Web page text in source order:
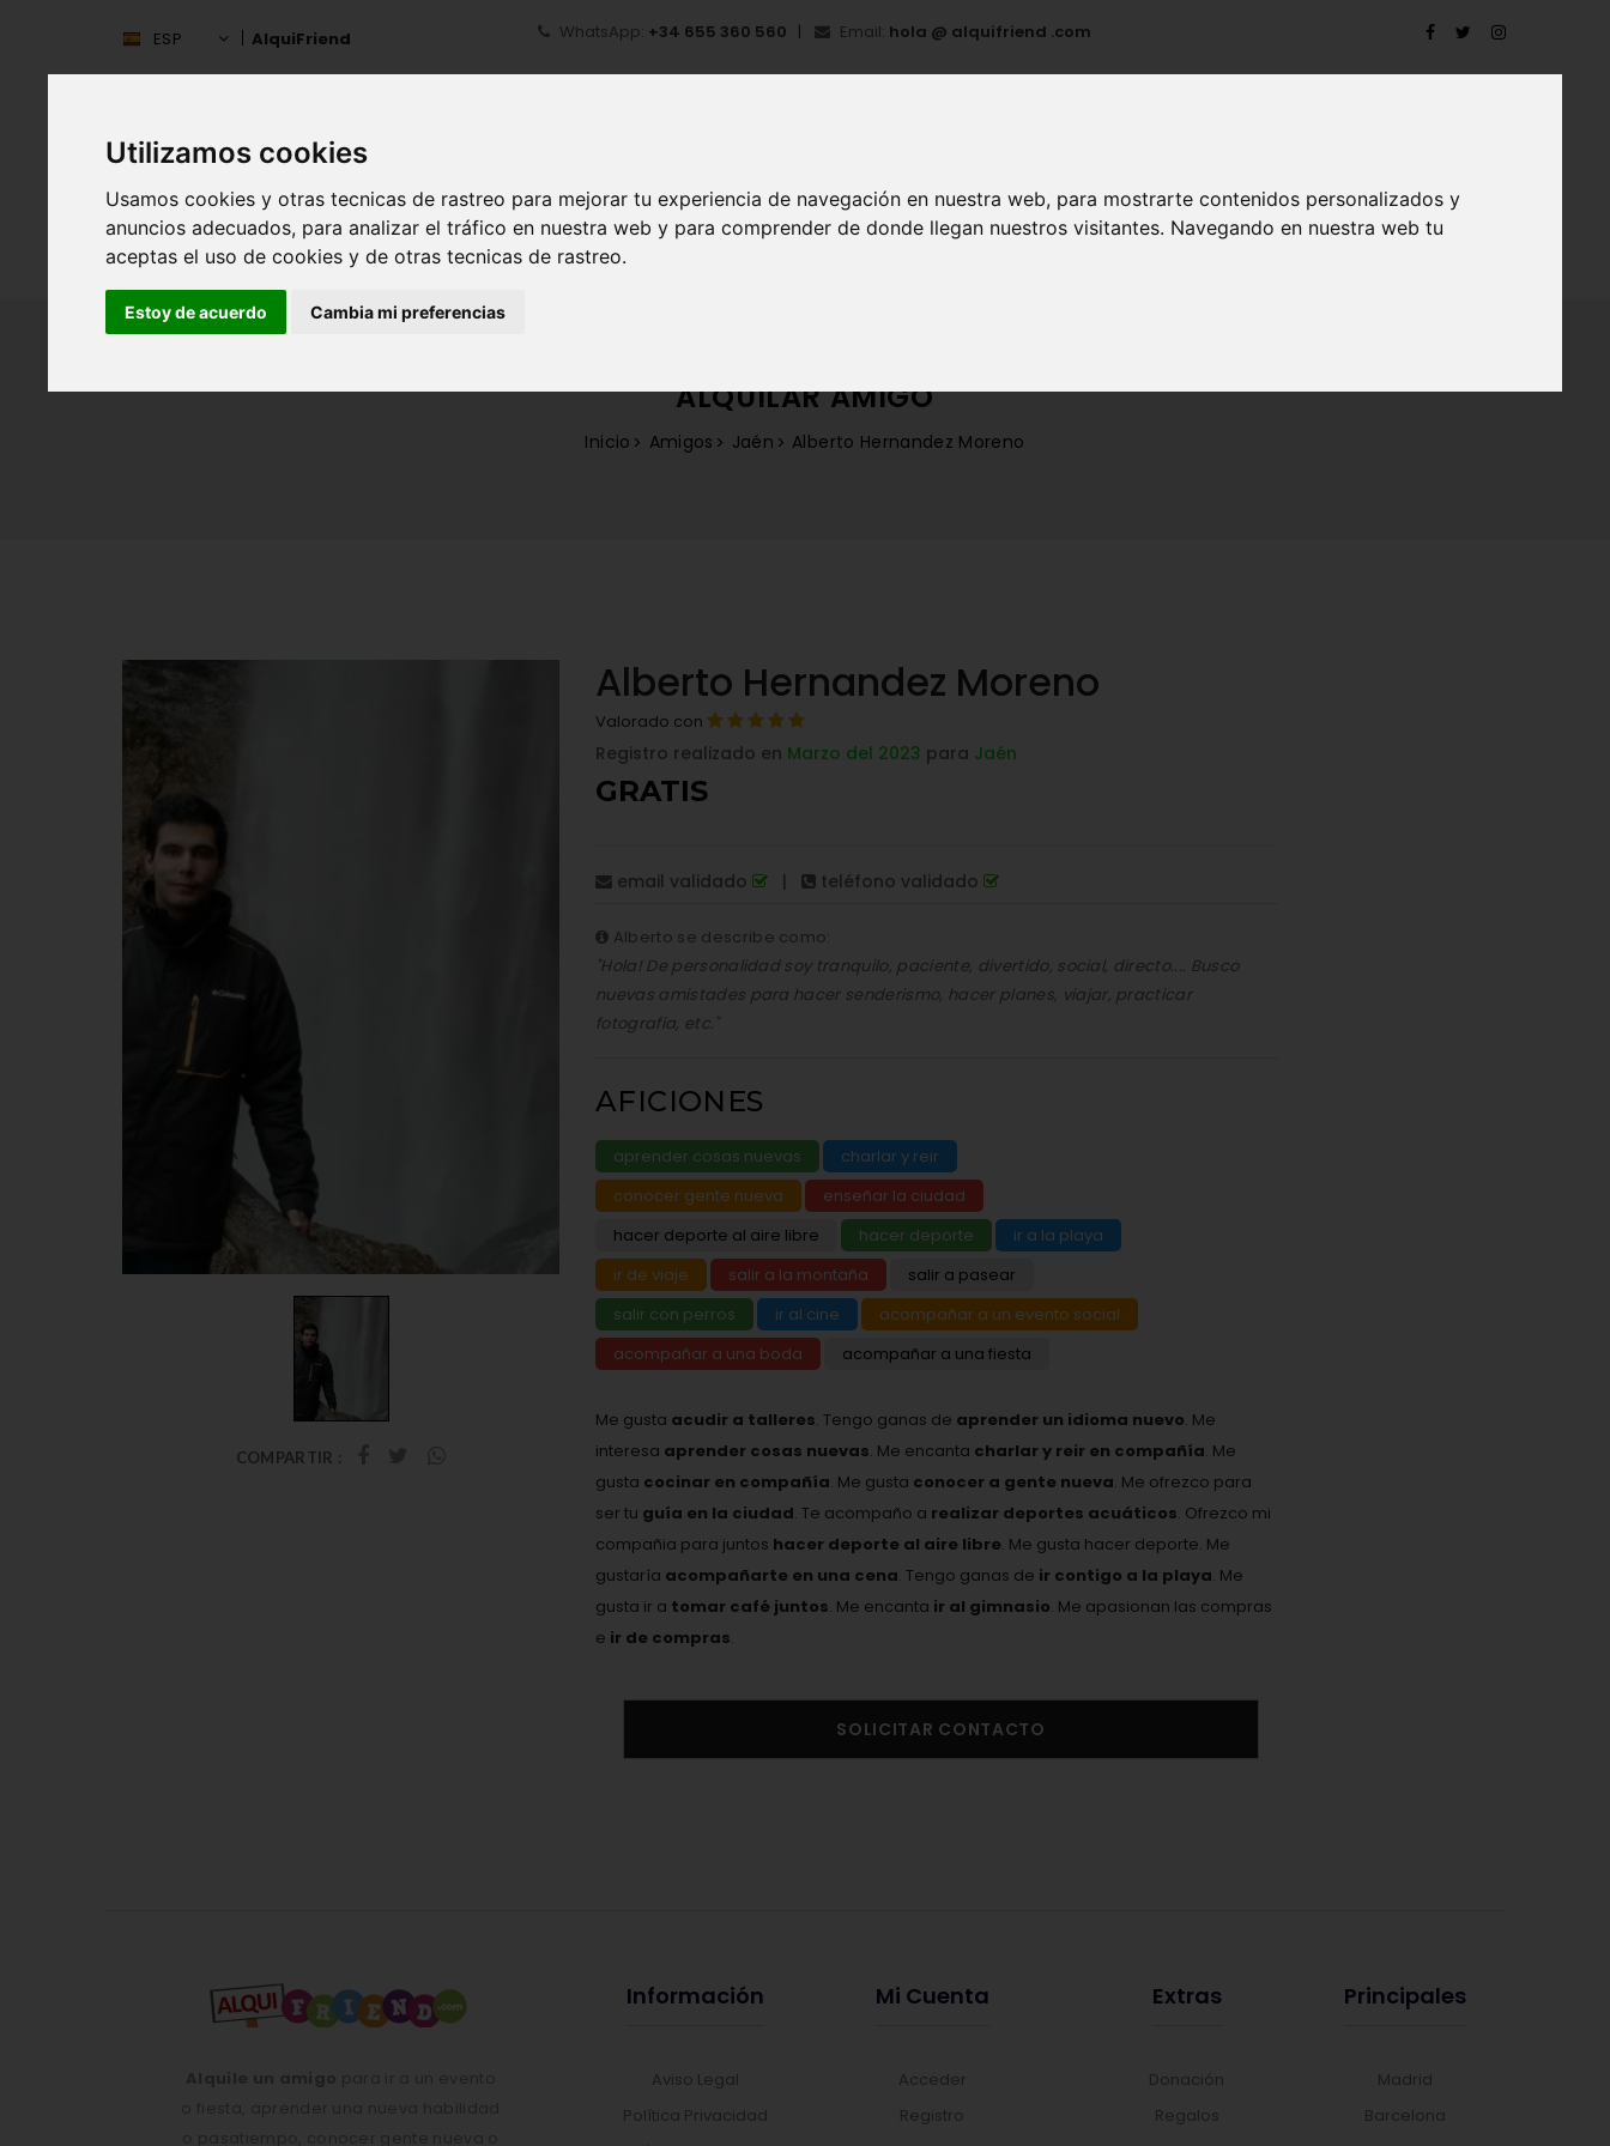
Utilizamos cookies
Usamos cookies y otras tecnicas de rastreo para mejorar tu experiencia de navegación en nuestra web, para mostrarte contenidos personalizados y
anuncios adecuados, para analizar el tráfico en nuestra web y para comprender de donde llegan nuestros visitantes. Navegando en nuestra web tu
aceptas el uso de cookies y de otras tecnicas de rastreo.
Estoy de acuerdo Cambia mi preferencias
ESP AlquiFriend WhatsApp: +34 655 360 560 Email: hola @ alquifriend .com
ESPAÑA INICIO ¿QUÉ ES ALQUIFRIEND?
ALQUILAR AMIGO
Inicio Amigos Jaén Alberto Hernandez Moreno
COMPARTIR :
Alberto Hernandez Moreno
Valorado con
Registro realizado en Marzo del 2023 para Jaén
GRATIS
email validado | teléfono validado
Alberto se describe como:
"Hola! De personalidad soy tranquilo, paciente, divertido, social, directo.... Busco
nuevas amistades para hacer senderismo, hacer planes, viajar, practicar
fotografia, etc."
AFICIONES
aprender cosas nuevas
charlar y reir
conocer gente nueva
enseñar la ciudad
hacer deporte al aire libre
hacer deporte
ir a la playa
ir de viaje
salir a la montaña
salir a pasear
salir con perros
ir al cine
acompañar a un evento social
acompañar a una boda
acompañar a una fiesta
Me gusta acudir a talleres. Tengo ganas de aprender un idioma nuevo. Me
interesa aprender cosas nuevas. Me encanta charlar y reir en compañía. Me
gusta cocinar en compañía. Me gusta conocer a gente nueva. Me ofrezco para
ser tu guía en la ciudad. Te acompaño a realizar deportes acuáticos. Ofrezco mi
compañia para juntos hacer deporte al aire libre. Me gusta hacer deporte. Me
gustaría acompañarte en una cena. Tengo ganas de ir contigo a la playa. Me
gusta ir a tomar café juntos. Me encanta ir al gimnasio. Me apasionan las compras
e ir de compras.
SOLICITAR CONTACTO
Información
Aviso Legal
Política Privacidad
Mi Cuenta
Acceder
Registro
Extras
Donación
Regalos
Principales
Madrid
Barcelona